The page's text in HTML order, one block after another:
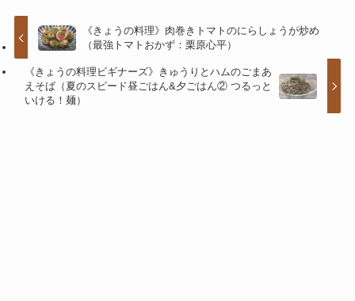
《きょうの料理》肉巻きトマトのにらしょうが炒め
（最強トマトおかず：栗原心平）
《きょうの料理ビギナーズ》きゅうりとハムのごまあ
えそば（夏のスピード昼ごはん&夕ごはん② つるっと
いける！麺）